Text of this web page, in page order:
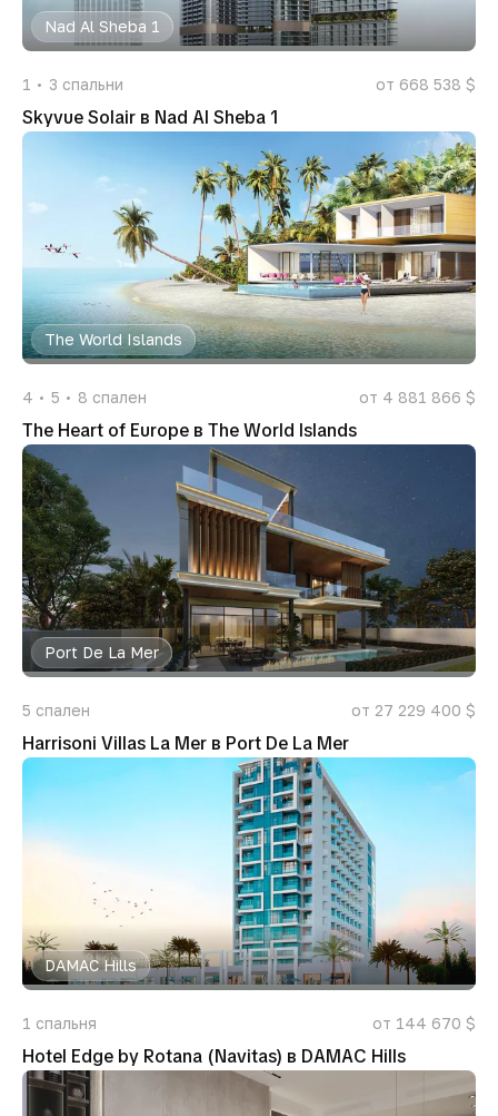
Nad Al Sheba 1
1 3 спальни от 668 538 $
Skyvue Solair в Nad Al Sheba 1
The World Islands
4 5 8 спален от 4 881 866 $
The Heart of Europe в The World Islands
Port De La Mer
5 спален от 27 229 400 $
Harrisoni Villas La Mer в Port De La Mer
DAMAC Hills
1 спальня от 144 670 $
Hotel Edge by Rotana (Navitas) в DAMAC Hills